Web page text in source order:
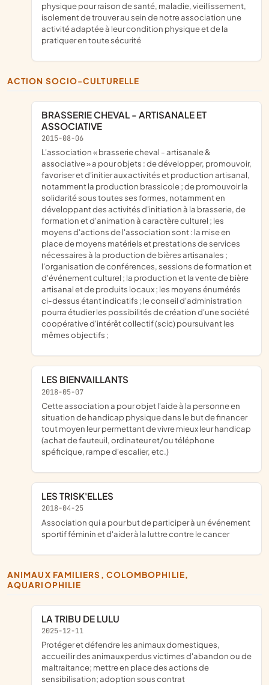
physique pour raison de santé, maladie, vieillissement,
isolement de trouver au sein de notre association une
activité adaptée à leur condition physique et de la
pratiquer en toute sécurité
ACTION SOCIO-CULTURELLE
BRASSERIE CHEVAL - ARTISANALE ET
ASSOCIATIVE
2015-08-06
l'association « brasserie cheval - artisanale &
associative » a pour objets : de développer, promouvoir,
favoriser et d'initier aux activités et production artisanal,
notamment la production brassicole ; de promouvoir la
solidarité sous toutes ses formes, notamment en
développant des activités d'initiation à la brasserie, de
formation et d'animation à caractère culturel ; les
moyens d'actions de l'association sont : la mise en
place de moyens matériels et prestations de services
nécessaires à la production de bières artisanales ;
l'organisation de conférences, sessions de formation et
d'événement culturel ; la production et la vente de bière
artisanal et de produits locaux ; les moyens énumérés
ci-dessus étant indicatifs ; le conseil d'administration
pourra étudier les possibilités de création d'une société
coopérative d'intérêt collectif (scic) poursuivant les
mêmes objectifs ;
LES BIENVAILLANTS
2018-05-07
cette association a pour objet l'aide à la personne en
situation de handicap physique dans le but de financer
tout moyen leur permettant de vivre mieux leur handicap
(achat de fauteuil, ordinateur et/ou téléphone
spéficique, rampe d'escalier, etc.)
LES TRISK'ELLES
2018-04-25
association qui a pour but de participer à un événement
sportif féminin et d'aider à la luttre contre le cancer
ANIMAUX FAMILIERS, COLOMBOPHILIE,
AQUARIOPHILIE
LA TRIBU DE LULU
2025-12-11
protéger et défendre les animaux domestiques,
accueillir des animaux perdus victimes d'abandon ou de
maltraitance; mettre en place des actions de
sensibilisation; adoption sous contrat